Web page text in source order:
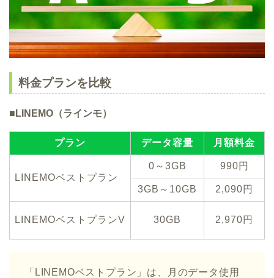
料金プランを比較
■LINEMO（ラインモ）
プラン データ容量 月額料金
LINEMOベストプラン
0～3GB 990円
3GB～10GB 2,090円
LINEMOベストプランV 30GB 2,970円
「LINEMOベストプラン」は、月のデータ使用